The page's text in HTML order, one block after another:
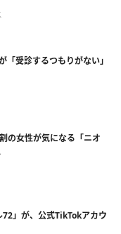
「受診するつもりがない」
の女性が気になる「ニオ
」が、公式TikTokアカウ